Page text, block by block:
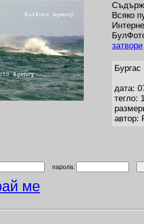
Всяко
затвори
дата:
тегло:
автор:
парола:
ме